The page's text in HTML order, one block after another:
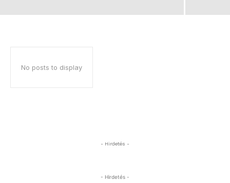
No posts to display
- Hirdetés -
- Hirdetés -